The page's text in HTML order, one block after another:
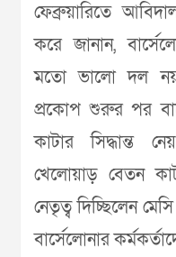
ফেব্রুয়ারিতে
করে জানান,
মতো ভালো দল নয়।
প্রকোপ শুরুর পর
কাটার সিদ্ধান্ত
খেলোয়াড় বেতন
নেতৃত্ব দিচ্ছিলেন
বার্সেলোনার